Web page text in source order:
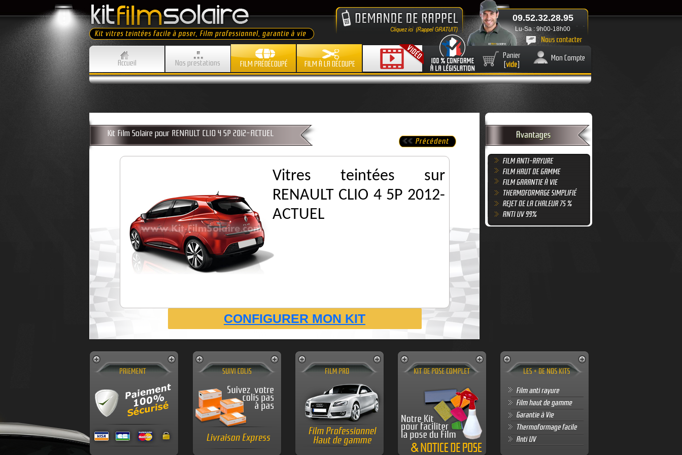
Lu-Sa : 9h00-18h00
09.52.32.28.95
Accueil Nos prestations FILM PRÉDÉCOUPÉ FILM À LA DÉCOUPE
Panier
[vide]
Mon Compte
Kit Film Solaire pour RENAULT CLIO 4 5P 2012-ACTUEL
Vitres teintées sur
RENAULT CLIO 4 5P 2012-
ACTUEL
CONFIGURER MON KIT